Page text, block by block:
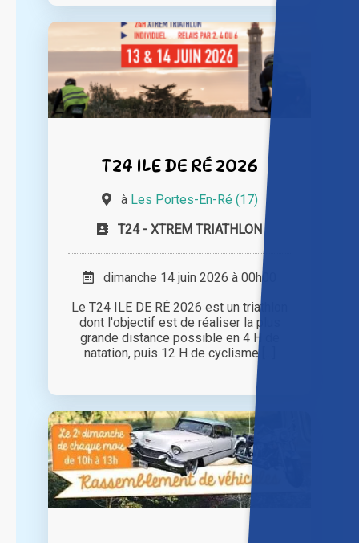
T24 ILE DE RÉ 2026
à Les Portes-En-Ré (17)
T24 - XTREM TRIATHLON
dimanche 14 juin 2026 à 00h00
Le T24 ILE DE RÉ 2026 est un triathlon
dont l'objectif est de réaliser la plus
grande distance possible en 4 H de
natation, puis 12 H de cyclisme [...]